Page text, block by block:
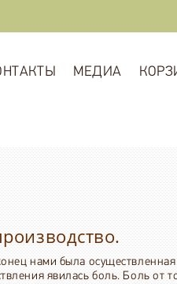
МЕДИА
нами была
явилась боль. Боль от